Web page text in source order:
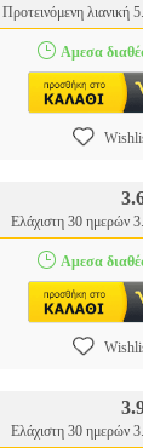
Προτεινόμενη λιανική
Αμεσα
Ελάχιστη 30 ημερών
Αμεσα
Ελάχιστη 30 ημερών